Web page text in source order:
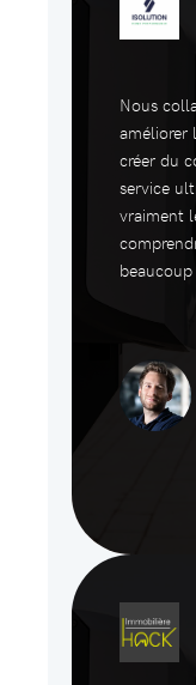
Nous
améliorer
créer du
service
vraiment